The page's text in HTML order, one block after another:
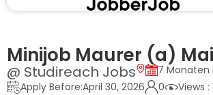
Minijob Maurer (a)
@ Studireach Jobs
7 Monaten
Apply Before:April 30, 2026
0 Views :